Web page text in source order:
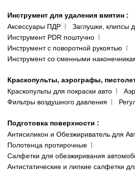
Инструмент для удаления вмятин :
Аксессуары ПДР
Заглушки, клипсы
Инструмент PDR поштучно
Инструмент с поворотной рукоятью
Инструмент со сменными
Краскопульты, аэрографы,
Краскопульты для покраски авто
Фильтры воздушного давления
Подготовка поверхности :
Антисиликон и Обезжириватель для
Полотенца протирочные
Салфетки для обезжиривания
Антистатические и липкие салфетки